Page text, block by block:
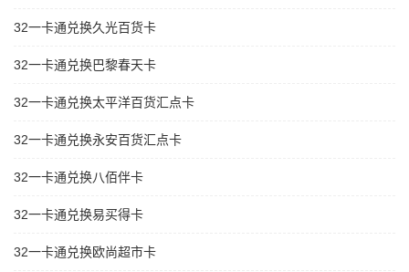
32一卡通兑换久光百货卡
32一卡通兑换巴黎春天卡
32一卡通兑换太平洋百货汇点卡
32一卡通兑换永安百货汇点卡
32一卡通兑换八佰伴卡
32一卡通兑换易买得卡
32一卡通兑换欧尚超市卡